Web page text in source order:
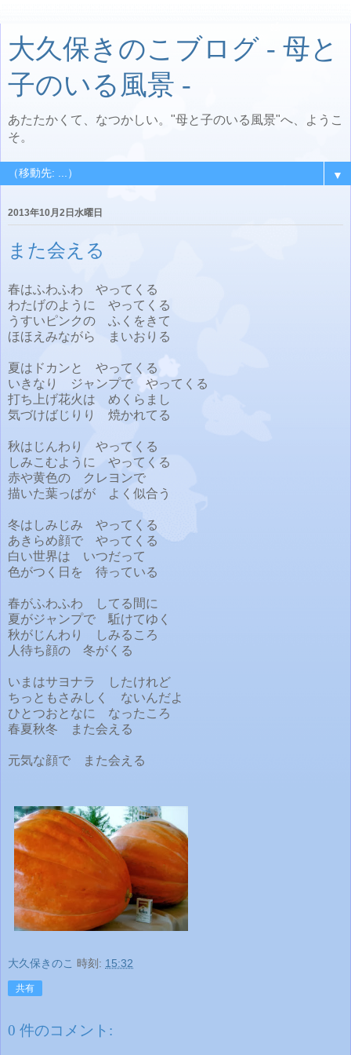
大久保きのこブログ - 母と
子のいる風景 -
あたたかくて、なつかしい。"母と子のいる風景"へ、ようこ
そ。
▼
2013年10月2日水曜日
また会える
春はふわふわ やってくる
わたげのように やってくる
うすいピンクの ふくをきて
ほほえみながら まいおりる
夏はドカンと やってくる
いきなり ジャンプで やってくる
打ち上げ花火は めくらまし
気づけばじりり 焼かれてる
秋はじんわり やってくる
しみこむように やってくる
赤や黄色の クレヨンで
描いた葉っぱが よく似合う
冬はしみじみ やってくる
あきらめ顔で やってくる
白い世界は いつだって
色がつく日を 待っている
春がふわふわ してる間に
夏がジャンプで 駈けてゆく
秋がじんわり しみるころ
人待ち顔の 冬がくる
いまはサヨナラ したけれど
ちっともさみしく ないんだよ
ひとつおとなに なったころ
春夏秋冬 また会える
元気な顔で また会える
大久保きのこ 時刻: 15:32
共有
0 件のコメント: